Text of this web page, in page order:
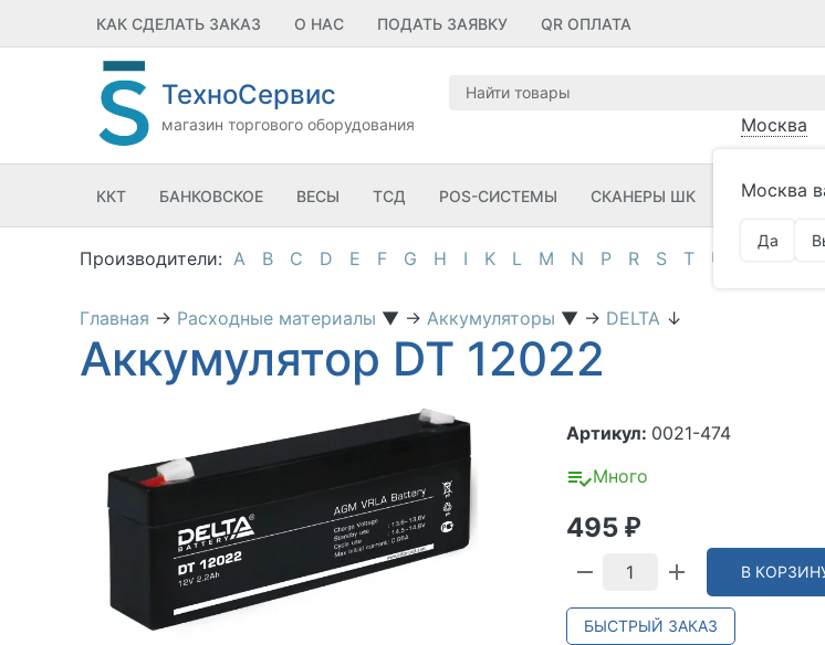
КАК СДЕЛАТЬ ЗАКАЗ О НАС ПОДАТЬ ЗАЯВКУ QR ОПЛАТА
ТехноСервис
магазин торгового оборудования Москва
Москва
Да
ККТ БАНКОВСКОЕ ВЕСЫ ТСД POS-СИСТЕМЫ СКАНЕРЫ ШК ПРИНТЕРЫ
A B C D E F G H I K L M N P R S T U
Главная → Расходные материалы ▼ → Аккумуляторы ▼ → DELTA ↓
Аккумулятор DT 12022
Артикул: 0021-474
Много
495 ₽
В
БЫСТРЫЙ ЗАКАЗ